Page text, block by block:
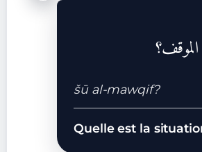
šū al-mawqif?
Quelle est la